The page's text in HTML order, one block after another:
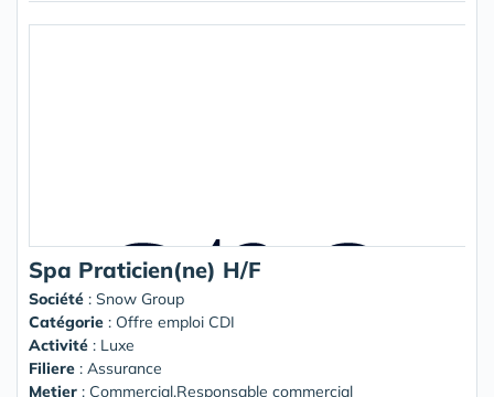
Spa Praticien(ne) H/F
Société : Snow Group
Catégorie : Offre emploi CDI
Activité : Luxe
Filiere : Assurance
Metier : Commercial,Responsable commercial